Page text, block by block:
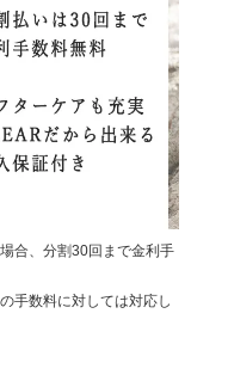
合、分割30回まで金利手
手数料に対しては対応し